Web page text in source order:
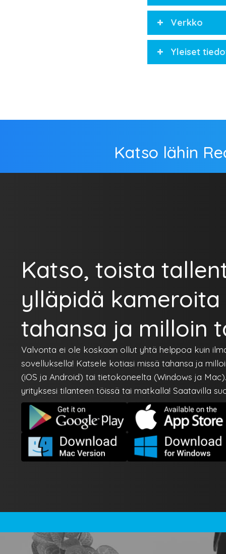
Verkko
Yleiset
Katso lähin
Katso, toista
ylläpidä
tahansa ja milloin
Valvonta ei ole koskaan ollut yhtä helppoa kuin
sovelluksella! Katsele kotiasi missä tahansa ja
(iOS ja Android) tai tietokoneelta (Windows ja
yrityksesi tilanteen töissä tai matkalla! Saatavilla